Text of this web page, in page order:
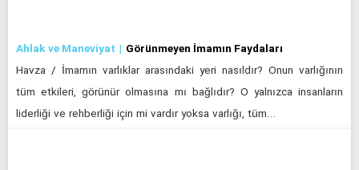
Ahlak ve Maneviyat Görünmeyen İmamın Faydaları
Havza / İmamın varlıklar arasındaki yeri nasıldır? Onun varlığının
tüm etkileri, görünür olmasına mı bağlıdır? O yalnızca insanların
liderliği ve rehberliği için mi vardır yoksa varlığı, tüm…